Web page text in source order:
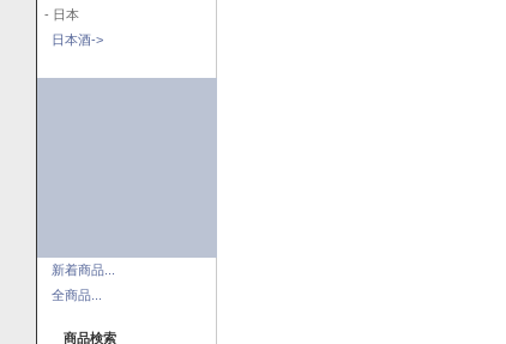
- 日本
日本酒->
新着商品...
全商品...
商品検索